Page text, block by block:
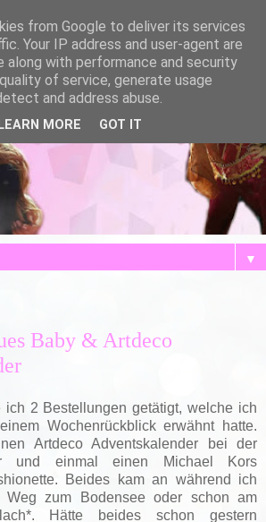
▼
Baby & Artdeco
ich 2 Bestellungen getätigt, welche ich
Wochenrückblick erwähnt hatte.
Artdeco Adventskalender bei der
und einmal einen Michael Kors
Beides kam an während ich
Weg zum Bodensee oder schon am
Hätte beides schon gestern
from Google to deliver its services
Your IP address and user-agent are
along with performance and security
of service, generate usage
and address abuse.
LEARN MORE GOT IT